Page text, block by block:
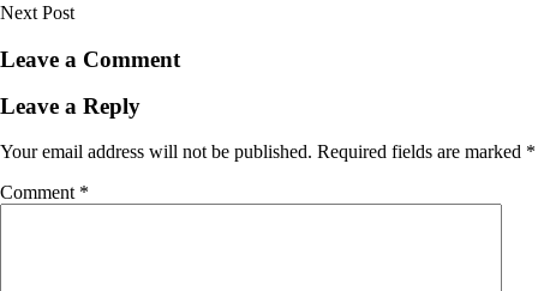
Next Post
Leave a Comment
Leave a Reply
Your email address will not be published. Required fields are marked *
Comment *